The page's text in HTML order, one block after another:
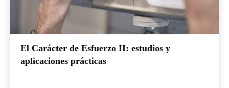
El Carácter de Esfuerzo II: estudios y
aplicaciones prácticas